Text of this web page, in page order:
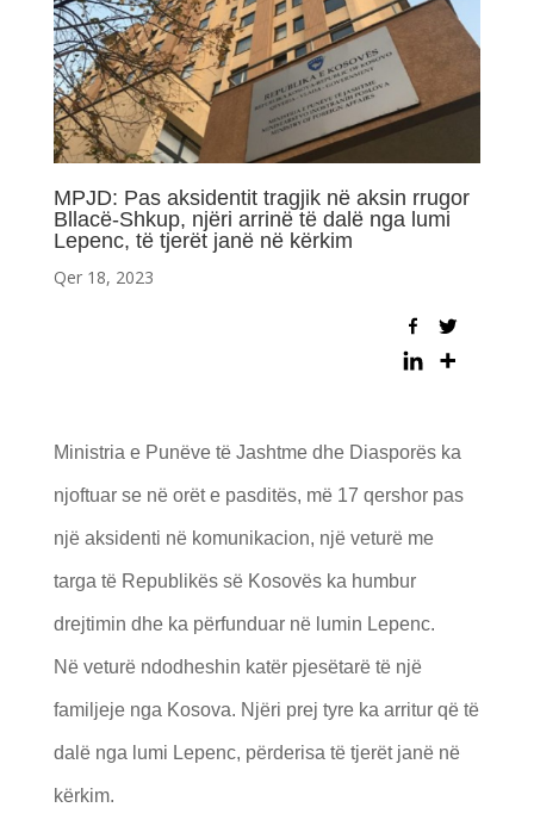
MPJD: Pas aksidentit tragjik në aksin rrugor
Bllacë-Shkup, njëri arrinë të dalë nga lumi
Lepenc, të tjerët janë në kërkim
Qer 18, 2023
Ministria e Punëve të Jashtme dhe Diasporës ka
njoftuar se në orët e pasditës, më 17 qershor pas
një aksidenti në komunikacion, një veturë me
targa të Republikës së Kosovës ka humbur
drejtimin dhe ka përfunduar në lumin Lepenc.
Në veturë ndodheshin katër pjesëtarë të një
familjeje nga Kosova. Njëri prej tyre ka arritur që të
dalë nga lumi Lepenc, përderisa të tjerët janë në
kërkim.